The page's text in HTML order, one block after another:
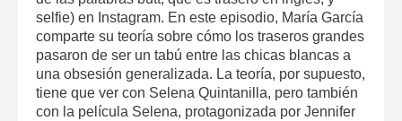
selfie) en Instagram. En este episodio, María García
comparte su teoría sobre cómo los traseros grandes
pasaron de ser un tabú entre las chicas blancas a
una obsesión generalizada. La teoría, por supuesto,
tiene que ver con Selena Quintanilla, pero también
con la película Selena, protagonizada por Jennifer